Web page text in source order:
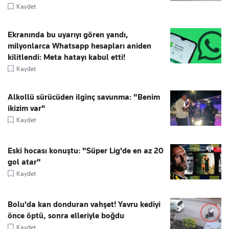
Kaydet
Ekranında bu uyarıyı gören yandı,
milyonlarca Whatsapp hesapları aniden
kilitlendi: Meta hatayı kabul etti!
Kaydet
Alkollü sürücüden ilginç savunma: "Benim
ikizim var"
Kaydet
Eski hocası konuştu: "Süper Lig'de en az 20
gol atar"
Kaydet
Bolu'da kan donduran vahşet! Yavru kediyi
önce öptü, sonra elleriyle boğdu
Kaydet